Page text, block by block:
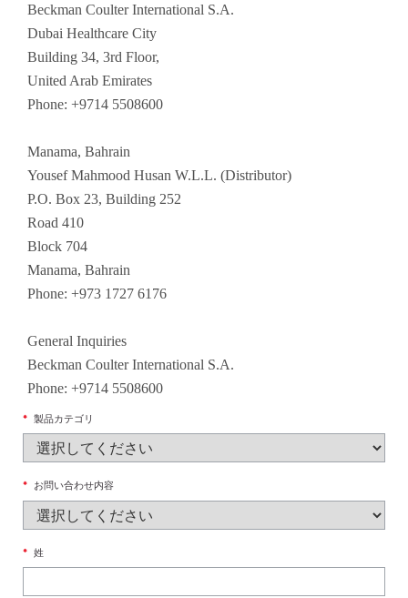
Beckman Coulter International S.A.
Dubai Healthcare City
Building 34, 3rd Floor,
United Arab Emirates
Phone: +9714 5508600
Manama, Bahrain
Yousef Mahmood Husan W.L.L. (Distributor)
P.O. Box 23, Building 252
Road 410
Block 704
Manama, Bahrain
Phone: +973 1727 6176
General Inquiries
Beckman Coulter International S.A.
Phone: +9714 5508600
* 製品カテゴリ
* お問い合わせ内容
* 姓